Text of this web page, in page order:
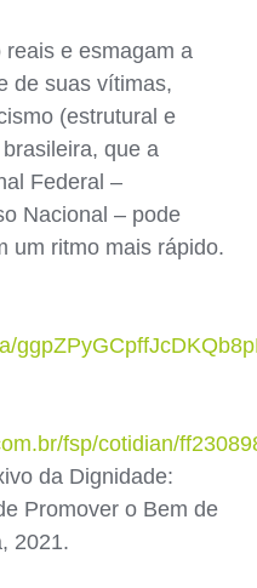
e esmagam a
de suas vítimas,
(estrutural e
que a
Federal –
Nacional – pode
um ritmo mais rápido.
fsp/cotidian/
da Dignidade:
Promover o Bem de
2021.